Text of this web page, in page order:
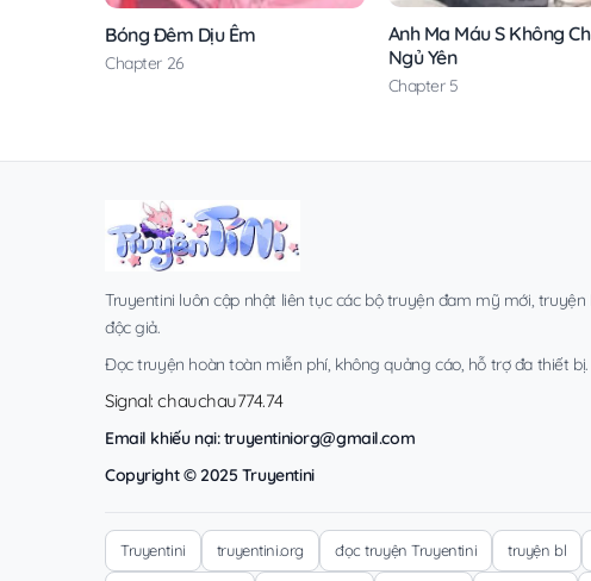
Bóng Đêm Dịu Êm
Chapter 26
Anh Ma Máu S Không
Ngủ Yên
Chapter 5
Truyentini luôn cập nhật liên tục các bộ truyện đam mỹ mới, truyện
độc giả.
Đọc truyện hoàn toàn miễn phí, không quảng cáo, hỗ trợ đa thiết bị.
Signal: chauchau774.74
Email khiếu nại:truyentiniorg@gmail.com
Copyright © 2025 Truyentini
Truyentini truyentini.org đọc truyện Truyentini truyện bl